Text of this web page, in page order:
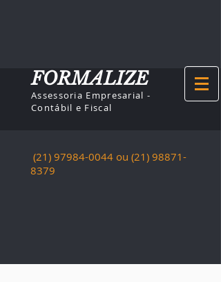
Assessoria Empresarial -
Contábil e Fiscal
FORMALIZE
(21) 97984-0044 ou (21) 98871-
8379